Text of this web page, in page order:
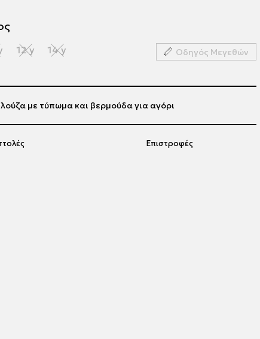
12 y 14 y Οδηγός Μεγεθών
Επιστροφές
με τύπωμα και βερμούδα για αγόρι